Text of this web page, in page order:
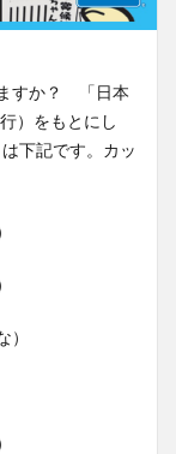
すか？ 「日本
）をもとにし
下記です。カッ